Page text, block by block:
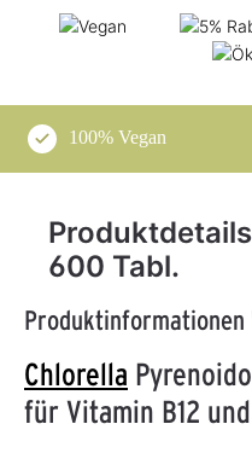
100% Vegan
600 Tabl.
Chlorella
für Vitamin B12